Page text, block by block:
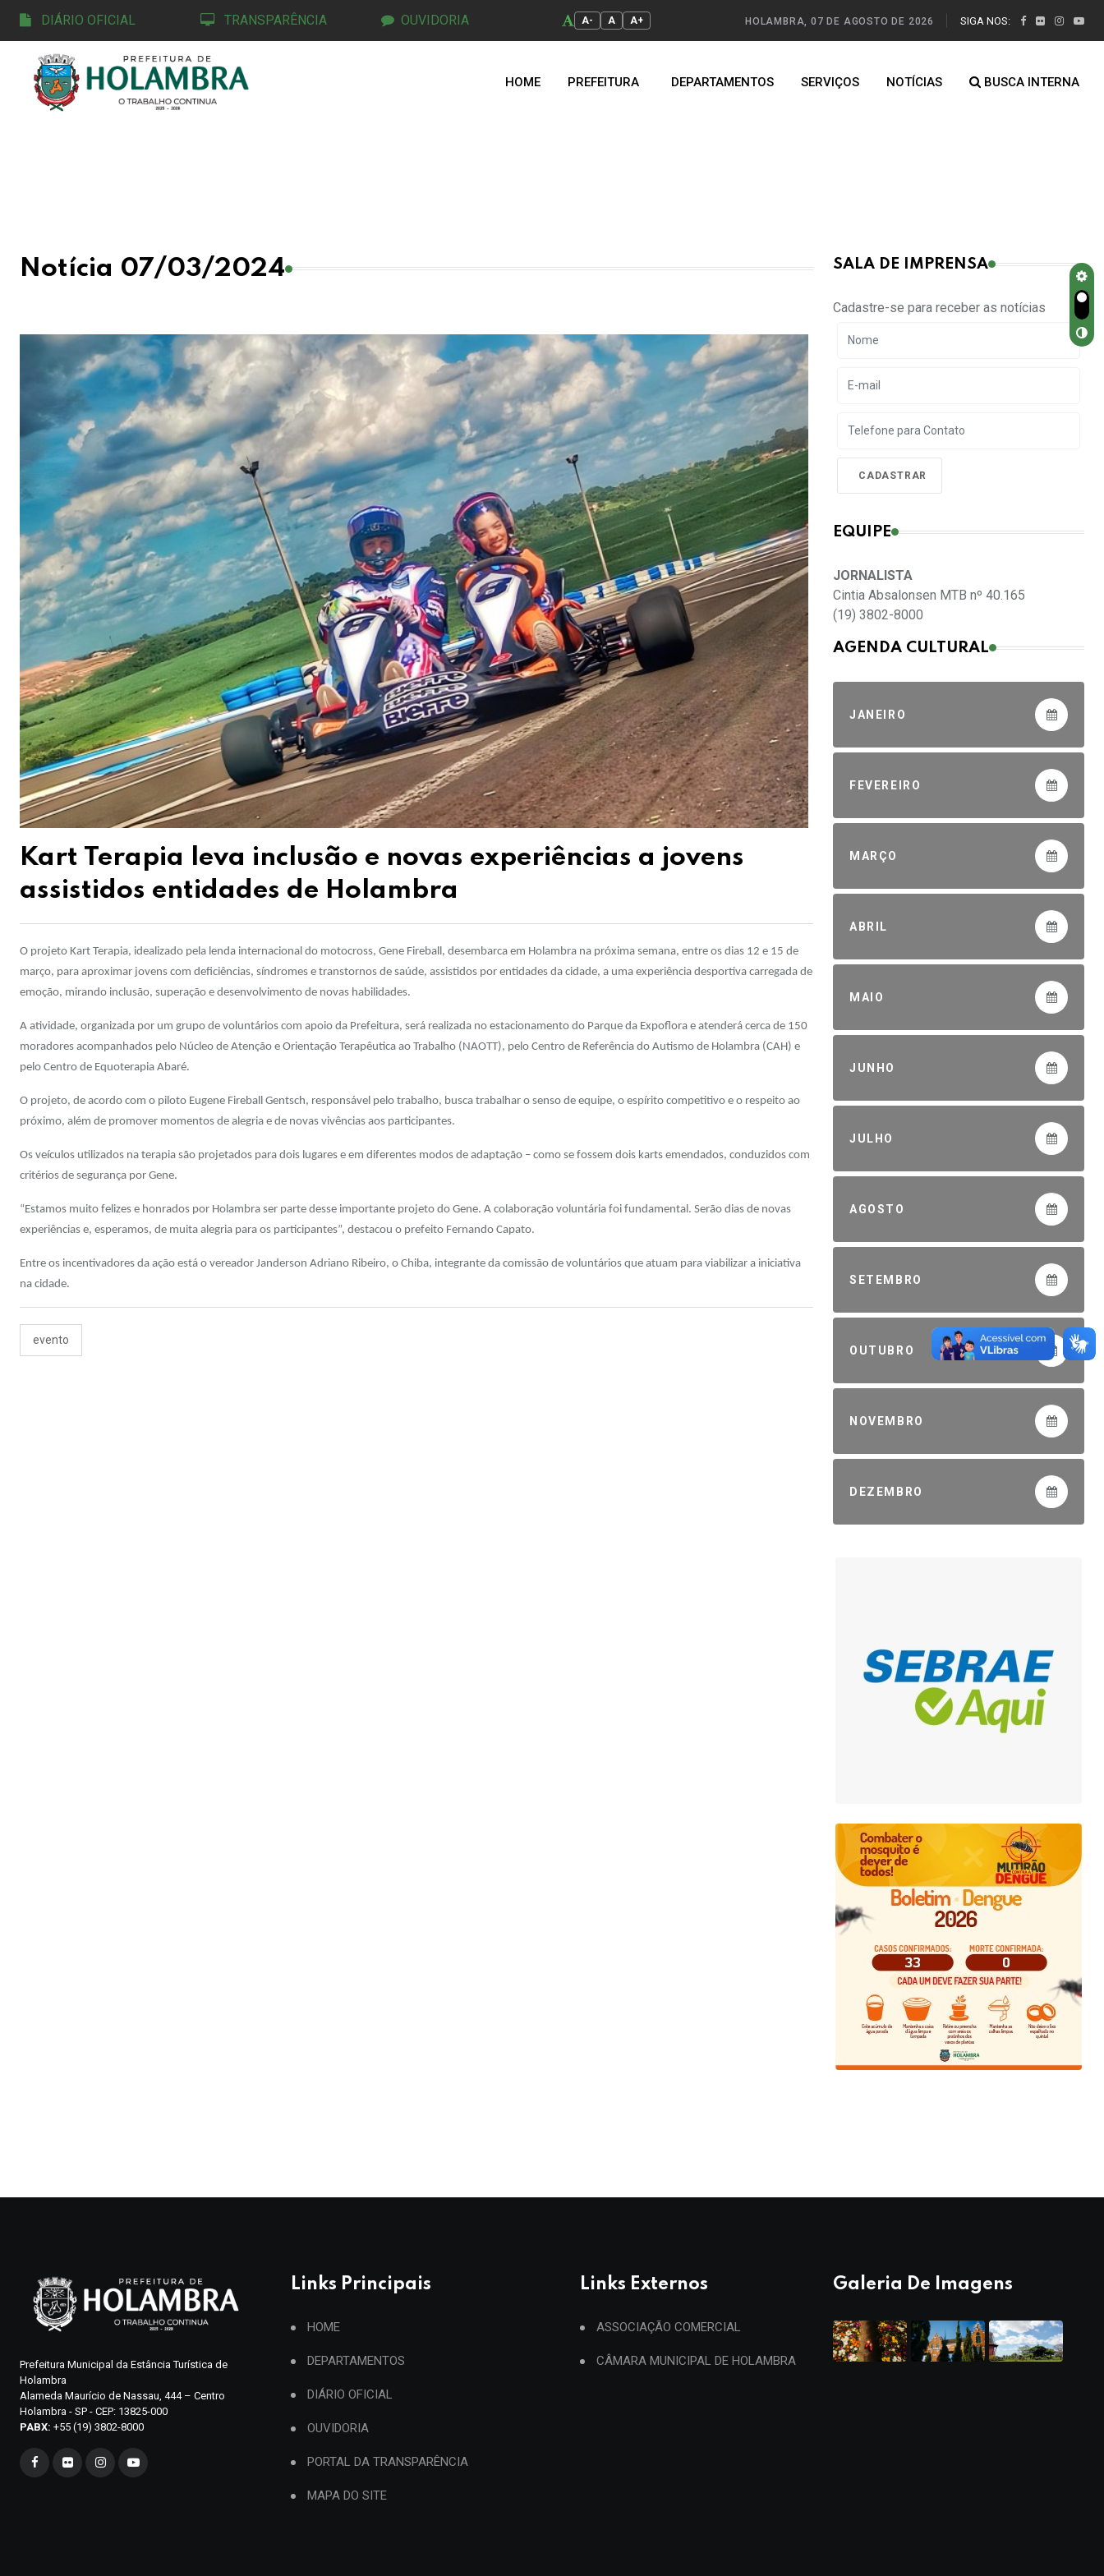
DIÁRIO OFICIAL TRANSPARÊNCIA OUVIDORIA A- A A+ HOLAMBRA, 07 DE AGOSTO DE 2026 SIGA NOS:
HOME PREFEITURA DEPARTAMENTOS SERVIÇOS NOTÍCIAS BUSCA INTERNA
Notícia 07/03/2024
Kart Terapia leva inclusão e novas experiências a jovens
assistidos entidades de Holambra
O projeto Kart Terapia, idealizado pela lenda internacional do motocross, Gene Fireball, desembarca em Holambra na próxima semana, entre os dias 12 e 15 de
março, para aproximar jovens com deficiências, síndromes e transtornos de saúde, assistidos por entidades da cidade, a uma experiência desportiva carregada de
emoção, mirando inclusão, superação e desenvolvimento de novas habilidades.
A atividade, organizada por um grupo de voluntários com apoio da Prefeitura, será realizada no estacionamento do Parque da Expoflora e atenderá cerca de 150
moradores acompanhados pelo Núcleo de Atenção e Orientação Terapêutica ao Trabalho (NAOTT), pelo Centro de Referência do Autismo de Holambra (CAH) e
pelo Centro de Equoterapia Abaré.
O projeto, de acordo com o piloto Eugene Fireball Gentsch, responsável pelo trabalho, busca trabalhar o senso de equipe, o espírito competitivo e o respeito ao
próximo, além de promover momentos de alegria e de novas vivências aos participantes.
Os veículos utilizados na terapia são projetados para dois lugares e em diferentes modos de adaptação – como se fossem dois karts emendados, conduzidos com
critérios de segurança por Gene.
“Estamos muito felizes e honrados por Holambra ser parte desse importante projeto do Gene. A colaboração voluntária foi fundamental. Serão dias de novas
experiências e, esperamos, de muita alegria para os participantes”, destacou o prefeito Fernando Capato.
Entre os incentivadores da ação está o vereador Janderson Adriano Ribeiro, o Chiba, integrante da comissão de voluntários que atuam para viabilizar a iniciativa
na cidade.
evento
SALA DE IMPRENSA
Cadastre-se para receber as notícias
EQUIPE
JORNALISTA
Cintia Absalonsen MTB nº 40.165
(19) 3802-8000
AGENDA CULTURAL
JANEIRO
FEVEREIRO
MARÇO
ABRIL
MAIO
JUNHO
JULHO
AGOSTO
SETEMBRO
OUTUBRO
NOVEMBRO
DEZEMBRO
Prefeitura Municipal da Estância Turística de
Holambra
Alameda Maurício de Nassau, 444 – Centro
Holambra - SP - CEP: 13825-000
PABX: +55 (19) 3802-8000
Links Principais
HOME
DEPARTAMENTOS
DIÁRIO OFICIAL
OUVIDORIA
PORTAL DA TRANSPARÊNCIA
MAPA DO SITE
Links Externos
ASSOCIAÇÃO COMERCIAL
CÂMARA MUNICIPAL DE HOLAMBRA
Galeria De Imagens